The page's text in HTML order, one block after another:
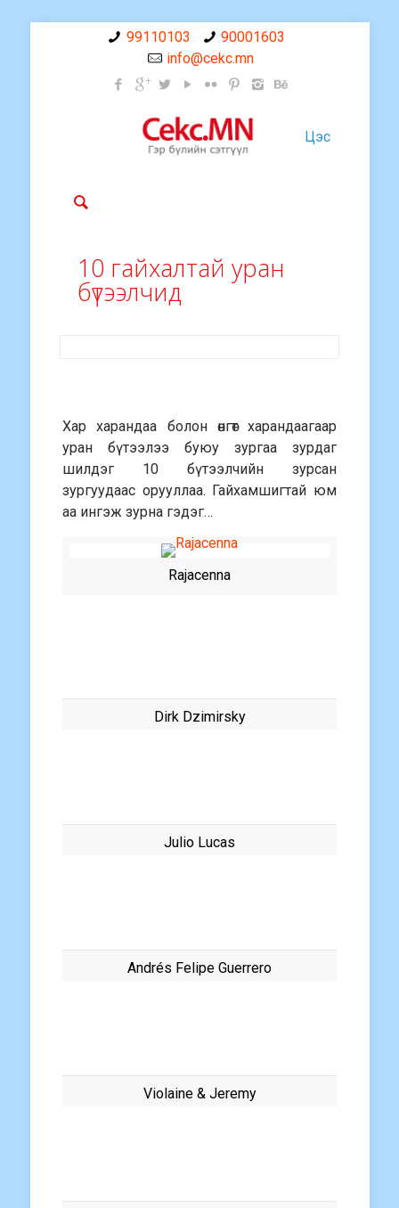
99110103
90001603
info@cekc.mn
Цэс
10 гайхалтай уран
бүтээлчид
Хар харандаа болон өнгөт харандаагаар
уран бүтээлээ буюу зургаа зурдаг
шилдэг 10 бүтээлчийн зурсан
зургуудаас орууллаа. Гайхамшигтай юм
аа ингэж зурна гэдэг…
Rajacenna
Dirk Dzimirsky
Julio Lucas
Andrés Felipe Guerrero
Violaine & Jeremy